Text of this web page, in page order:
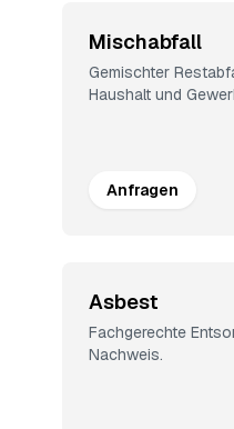
Mischabfall
Gemischter
Haushalt und
Anfragen
Asbest
Fachgerechte
Nachweis.